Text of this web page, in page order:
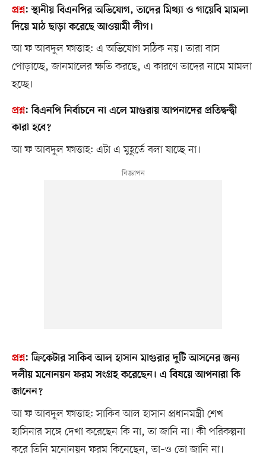
প্রশ্ন:স্থানীয় বিএনপির অভিযোগ, তাদের মিথ্যা ও গায়েবি মামলা
দিয়ে মাঠ ছাড়া করেছে আওয়ামী লীগ।
আ ফ আবদুল ফাত্তাহ: এ অভিযোগ সঠিক নয়। তারা বাস
পোড়াচ্ছে, জানমালের ক্ষতি করছে, এ কারণে তাদের নামে মামলা
হচ্ছে।
প্রশ্ন:বিএনপি নির্বাচনে না এলে মাগুরায় আপনাদের প্রতিদ্বন্দ্বী
কারা হবে?
আ ফ আবদুল ফাত্তাহ: এটা এ মুহূর্তে বলা যাচ্ছে না।
প্রশ্ন:ক্রিকেটার সাকিব আল হাসান মাগুরার দুটি আসনের জন্য
দলীয় মনোনয়ন ফরম সংগ্রহ করেছেন। এ বিষয়ে আপনারা কি
জানেন?
আ ফ আবদুল ফাত্তাহ: সাকিব আল হাসান প্রধানমন্ত্রী শেখ
হাসিনার সঙ্গে দেখা করেছেন কি না, তা জানি না। কী পরিকল্পনা
করে তিনি মনোনয়ন ফরম কিনেছেন, তা–ও তো জানি না।